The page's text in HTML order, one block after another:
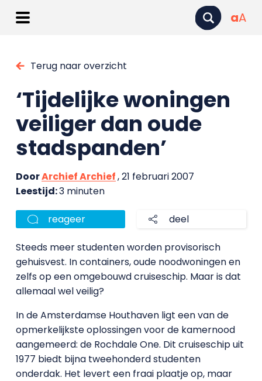
aA
Terug naar overzicht
‘Tijdelijke woningen
veiliger dan oude
stadspanden’
DoorArchief Archief, 21 februari 2007
Leestijd:3 minuten
reageer deel
Steeds meer studenten worden provisorisch
gehuisvest. In containers, oude noodwoningen en
zelfs op een omgebouwd cruiseschip. Maar is dat
allemaal wel veilig?
In de Amsterdamse Houthaven ligt een van de
opmerkelijkste oplossingen voor de kamernood
aangemeerd: de Rochdale One. Dit cruiseschip uit
1977 biedt bijna tweehonderd studenten
onderdak. Het levert een fraai plaatje op, maar